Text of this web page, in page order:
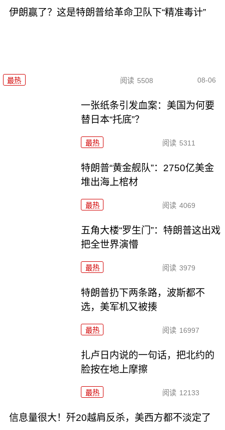
伊朗赢了？这是特朗普给革命卫队下“精准毒计”
最热 阅读 5508 08-06
一张纸条引发血案：美国为何要
替日本“托底”？
最热 阅读 5311
特朗普“黄金舰队”：2750亿美金
堆出海上棺材
最热 阅读 4069
五角大楼“罗生门”：特朗普这出戏
把全世界演懵
最热 阅读 3979
特朗普扔下两条路，波斯都不
选，美军机又被揍
最热 阅读 16997
扎卢日内说的一句话，把北约的
脸按在地上摩擦
最热 阅读 12133
信息量很大！歼20越肩反杀，美西方都不淡定了